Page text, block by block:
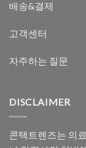
배송&결제
고객센터
자주하는 질문
DISCLAIMER
콘택트렌즈는 의